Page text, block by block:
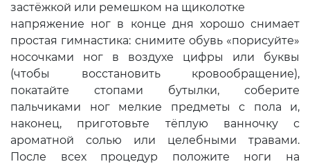
застёжкой или ремешком на щиколотке
напряжение ног в конце дня хорошо снимает
простая гимнастика: снимите обувь «порисуйте»
носочками ног в воздухе цифры или буквы
(чтобы восстановить кровообращение),
покатайте стопами бутылки, соберите
пальчиками ног мелкие предметы с пола и,
наконец, приготовьте тёплую ванночку с
ароматной солью или целебными травами.
После всех процедур положите ноги на